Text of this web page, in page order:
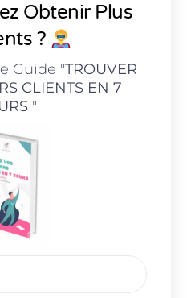
Obtenir Plus
?
Guide "TROUVER
CLIENTS EN 7
"